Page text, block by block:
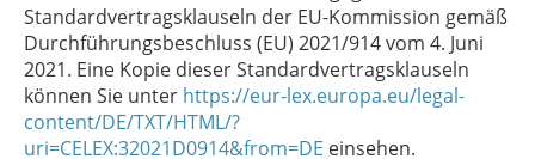
Standardvertragsklauseln der EU-Kommission gemäß
Durchführungsbeschluss (EU) 2021/914 vom 4. Juni
2021. Eine Kopie dieser Standardvertragsklauseln
können Sie unter https://eur-lex.europa.eu/legal-
content/DE/TXT/HTML/?
uri=CELEX:32021D0914&from=DE einsehen.